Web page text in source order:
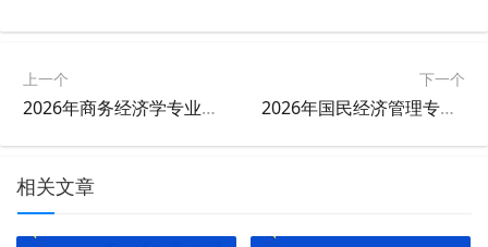
上一个
2026年商务经济学专业大学排名
下一个
2026年国民经济管理专业大学排名
相关文章